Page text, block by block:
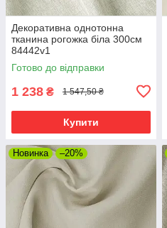
Декоративна однотонна
тканина рогожка біла 300см
84442v1
Готово до відправки
1 238 ₴ 1 547,50 ₴
Купити
Новинка –20%